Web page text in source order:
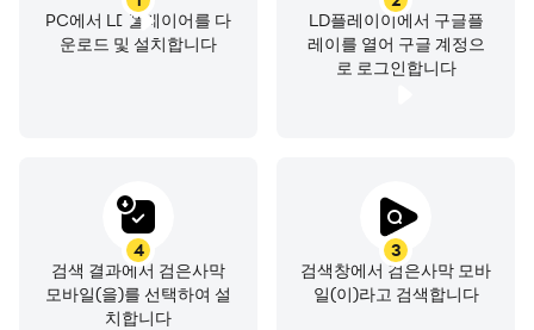
PC에서 LD플레이어를 다
운로드 및 설치합니다
LD플레이이에서 구글플
레이를 열어 구글 계정으
로 로그인합니다
3
검색창에서 검은사막 모바
일(이)라고 검색합니다
4
검색 결과에서 검은사막
모바일(을)를 선택하여 설
치합니다